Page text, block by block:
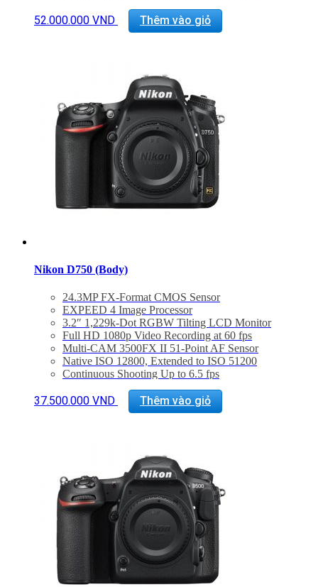
Electronic Front Curtain Shutter
14-Bit RAW Files and 12-Bit RAW S Format
52.000.000 VND Thêm vào giỏ
Nikon D750 (Body)
24.3MP FX-Format CMOS Sensor
EXPEED 4 Image Processor
3.2″ 1,229k-Dot RGBW Tilting LCD Monitor
Full HD 1080p Video Recording at 60 fps
Multi-CAM 3500FX II 51-Point AF Sensor
Native ISO 12800, Extended to ISO 51200
Continuous Shooting Up to 6.5 fps
Built-In Wi-Fi Connectivity
Time Lapse Shooting & Exposure Smoothing
37.500.000 VND Thêm vào giỏ